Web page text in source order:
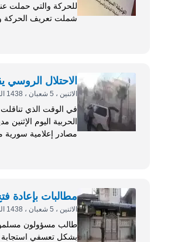
شملت تعريف الحركة
والمشروع الصهيوني،
الاحتلال الروسي
الاثنين ، 5 شعبان ، 1438 الموافق 01 مايو 2017
مطالبات بإعادة
الاثنين ، 5 شعبان ، 1438 الموافق 01 مايو 2017
طالب مسؤولون